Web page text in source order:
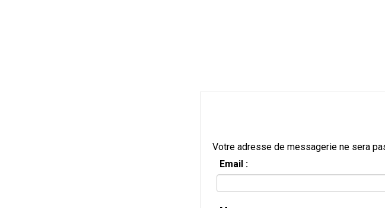
Votre adresse de messagerie ne sera
Email :